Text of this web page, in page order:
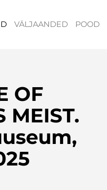
VÄLJAANDED POOD
OF
MEIST.